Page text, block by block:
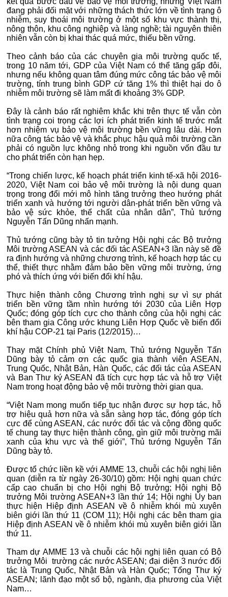
đang phải đối mặt với những thách thức lớn về tình trạng ô
nhiễm, suy thoái môi trường ở một số khu vực thành thị,
nông thôn, khu công nghiệp và làng nghề; tài nguyên thiên
nhiên vẫn còn bị khai thác quá mức, thiếu bền vững.
Theo cảnh báo của các chuyên gia môi trường quốc tế,
trong 10 năm tới, GDP của Việt Nam có thể tăng gấp đôi,
nhưng nếu không quan tâm đúng mức công tác bảo vệ môi
trường, tính trung bình GDP cứ tăng 1% thì thiệt hại do ô
nhiễm môi trường sẽ làm mất đi khoảng 3% GDP.
Đây là cảnh báo rất nghiêm khắc khi trên thực tế vẫn còn
tình trạng coi trọng các lợi ích phát triển kinh tế trước mắt
hơn nhiệm vụ bảo vệ môi trường bền vững lâu dài. Hơn
nữa công tác bảo vệ và khắc phục hậu quả môi trường cần
phải có nguồn lực không nhỏ trong khi nguồn vốn đầu tư
cho phát triển còn hạn hẹp.
“Trong chiến lược, kế hoạch phát triển kinh tế-xã hội 2016-
2020, Việt Nam coi bảo vệ môi trường là nội dung quan
trọng trong đổi mới mô hình tăng trưởng theo hướng phát
triển xanh và hướng tới người dân-phát triển bền vững và
bảo vệ sức khỏe, thể chất của nhân dân”, Thủ tướng
Nguyễn Tấn Dũng nhấn mạnh.
Thủ tướng cũng bày tỏ tin tưởng Hội nghị các Bộ trưởng
Môi trường ASEAN và các đối tác ASEAN+3 lần này sẽ đề
ra định hướng và những chương trình, kế hoạch hợp tác cụ
thể, thiết thực nhằm đảm bảo bền vững môi trường, ứng
phó và thích ứng với biến đổi khí hậu.
Thực hiện thành công Chương trình nghị sự vì sự phát
triển bền vững tầm nhìn hướng tới 2030 của Liên Hợp
Quốc; đóng góp tích cực cho thành công của hội nghị các
bên tham gia Công ước khung Liên Hợp Quốc về biến đổi
khí hậu COP-21 tại Paris (12/2015)…
Thay mặt Chính phủ Việt Nam, Thủ tướng Nguyễn Tấn
Dũng bày tỏ cảm ơn các quốc gia thành viên ASEAN,
Trung Quốc, Nhật Bản, Hàn Quốc, các đối tác của ASEAN
và Ban Thư ký ASEAN đã tích cực hợp tác và hỗ trợ Việt
Nam trong hoạt động bảo vệ môi trường thời gian qua.
“Việt Nam mong muốn tiếp tục nhận được sự hợp tác, hỗ
trợ hiệu quả hơn nữa và sẵn sàng hợp tác, đóng góp tích
cực để cùng ASEAN, các nước đối tác và cộng đồng quốc
tế chung tay thực hiện thành công, gìn giữ môi trường mãi
xanh của khu vực và thế giới”, Thủ tướng Nguyễn Tấn
Dũng bày tỏ.
Được tổ chức liền kề với AMME 13, chuỗi các hội nghị liên
quan (diễn ra từ ngày 26-30/10) gồm: Hội nghị quan chức
cấp cao chuẩn bị cho Hội nghị Bộ trưởng; Hội nghị Bộ
trưởng Môi trường ASEAN+3 lần thứ 14; Hội nghị Ủy ban
thực hiện Hiệp định ASEAN về ô nhiễm khói mù xuyên
biên giới lần thứ 11 (COM 11); Hội nghị các bên tham gia
Hiệp định ASEAN về ô nhiễm khói mù xuyên biên giới lần
thứ 11.
Tham dự AMME 13 và chuỗi các hội nghị liên quan có Bộ
trưởng Môi trường các nước ASEAN; đại diện 3 nước đối
tác là Trung Quốc, Nhật Bản và Hàn Quốc; Tổng Thư ký
ASEAN; lãnh đạo một số bộ, ngành, địa phương của Việt
Nam…